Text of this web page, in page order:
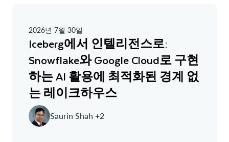
2026년 7월 30일
Iceberg에서 인텔리전스로:
Snowflake와 Google Cloud로 구현
하는 AI 활용에 최적화된 경계 없
는 레이크하우스
Saurin Shah +2